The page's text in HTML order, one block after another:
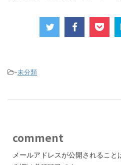
-未分類
comment
メールアドレスが公開されること